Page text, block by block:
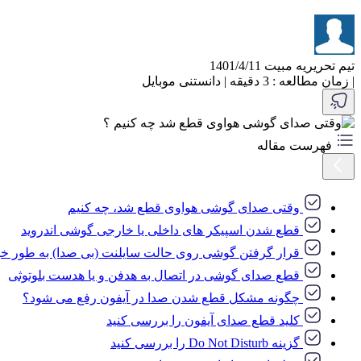
تیم تحریریه مبیت 1401/4/11
| زمان مطالعه : 3 دقیقه | دانستنی موبایل
فهرست مقاله
وقتی صدای گوشی هواوی قطع شد، چه کنیم
قطع شدن اسپیکر های داخلی یا خارجی گوشی اندروید
قرار گرفتن گوشی روی حالت سایلنت (بی صدا) به طور
قطع صدای گوشی در اتصال به هدفن و یا هدست بلوتوثی
چگونه مشکل قطع شدن صدا در آیفون رفع می شود؟
کلید قطع صدای آیفون را بررسی کنید
گزینه Do Not Disturb را بررسی کنید